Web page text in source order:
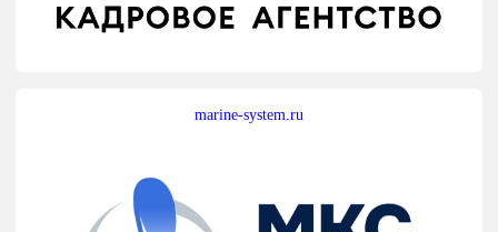
marine-system.ru